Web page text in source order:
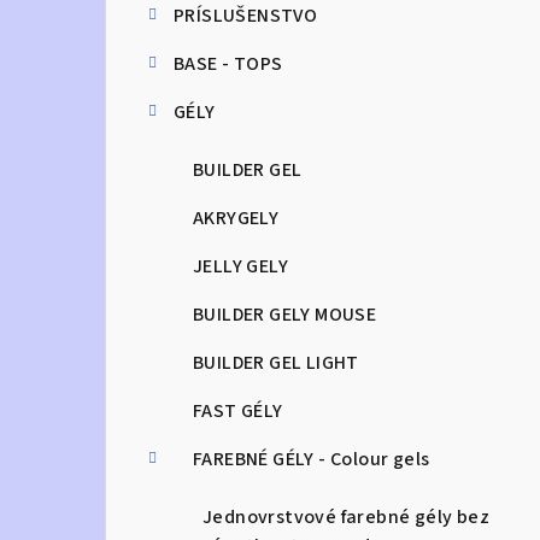
PRÍSLUŠENSTVO
BASE - TOPS
GÉLY
BUILDER GEL
AKRYGELY
JELLY GELY
BUILDER GELY MOUSE
BUILDER GEL LIGHT
FAST GÉLY
FAREBNÉ GÉLY - Colour gels
Jednovrstvové farebné gély bez